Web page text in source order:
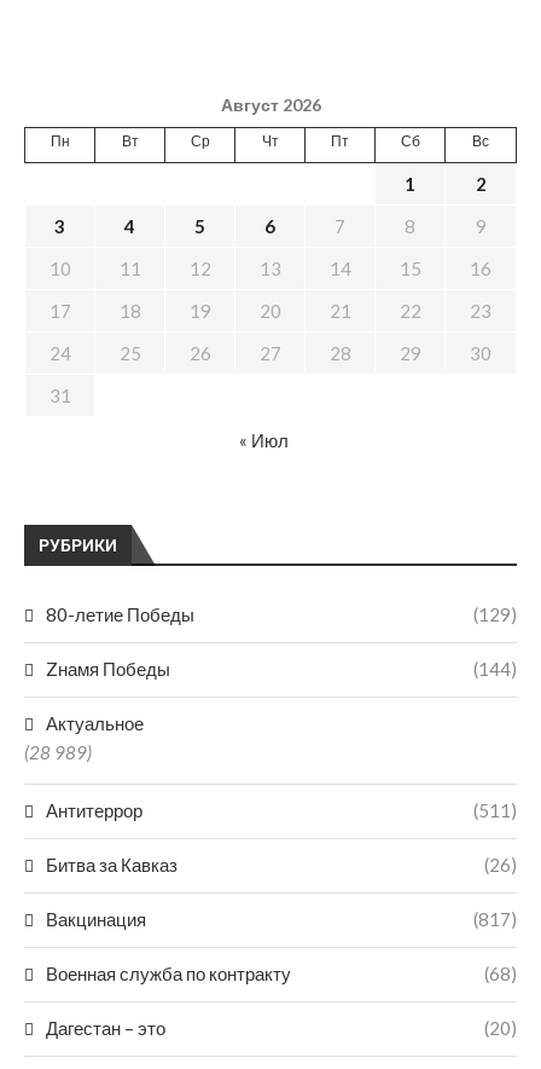
РУБРИКИ
80-летие Победы (129)
Zнамя Победы (144)
Актуальное
(28 989)
Антитеррор (511)
Битва за Кавказ (26)
Вакцинация (817)
Военная служба по контракту (68)
Дагестан – это (20)
Август 2026
Пн Вт Ср Чт Пт Сб Вс
1
2
3
4 5 6 7 8
9
10
11 12 13 14 15
16
17
18 19 20 21 22
23
24
25 26 27 28 29
30
31
« Июл